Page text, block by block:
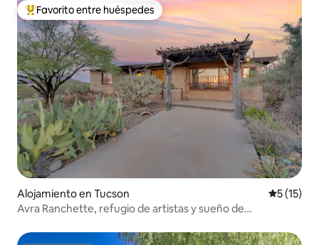
Favorito entre huéspedes preferido
Favorito entre huéspedes
Alojamiento en Tucson
5 (15)
Avra Ranchette, refugio de artistas y sueño de